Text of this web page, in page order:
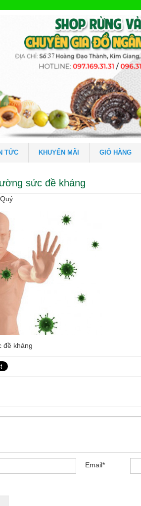
TỨC KHUYẾN MÃI GIỎ HÀNG
sức đề kháng
đề kháng
Email*